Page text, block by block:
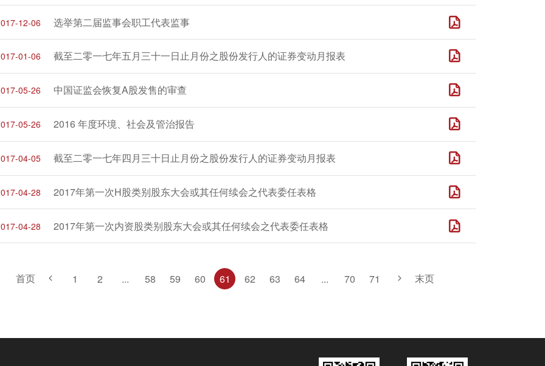
12-06 选举第二届监事会职工代表监事
01-06 截至二零一七年五月三十一日止月份之股份发行人的证券变动月报表
05-26 中国证监会恢复A股发售的审查
05-26 2016 年度环境、社会及管治报告
04-05 截至二零一七年四月三十日止月份之股份发行人的证券变动月报表
04-28 2017年第一次H股类别股东大会或其任何续会之代表委任表格
04-28 2017年第一次内资股类别股东大会或其任何续会之代表委任表格
首页 1 2 ... 58 59 60 61 62 63 64 ... 70 71 末页